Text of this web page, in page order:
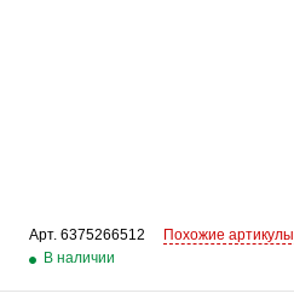
Арт. 6375266512
Похожие артикулы
В наличии